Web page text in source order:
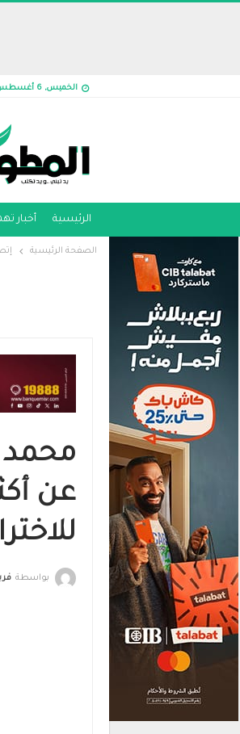
الخميس, 6 أغسطس , 2026, الساعة 10:58 ص
الرئيسية أخبار
الصفحة الرئيسية
محمد
عن
بواسطة